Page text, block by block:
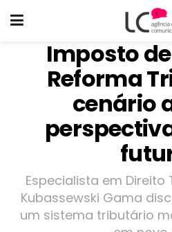
Imposto
Reforma
cenário
Especialista em Direito
Kubassewski Gama
um sistema tributário